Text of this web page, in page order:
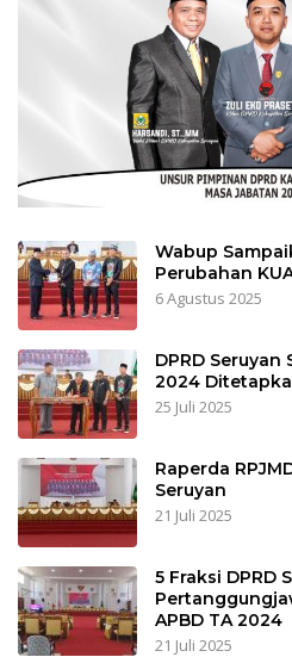
Wabup
Perubahan
6 Agustus 2025
DPRD Seruyan
2024
25 Juli 2025
Raperda
Seruyan
21 Juli 2025
5 Fraksi DPRD
APBD TA 2024
21 Juli 2025